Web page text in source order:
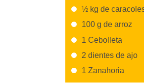
½ kg de
100 g de arroz
1 Cebolleta
2 dientes de ajo
1 Zanahoria